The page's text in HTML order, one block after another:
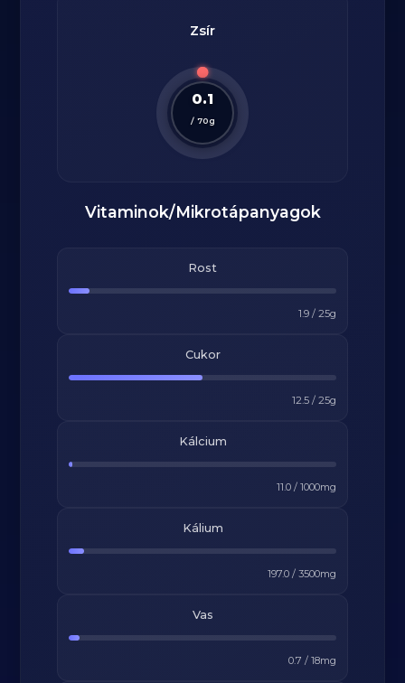
Zsír
0.1
/ 70g
Vitaminok/Mikrotápanyagok
Rost
1.9/ 25g
Cukor
12.5/ 25g
Kálcium
11.0/ 1000mg
Kálium
197.0/ 3500mg
Vas
0.7 / 18mg